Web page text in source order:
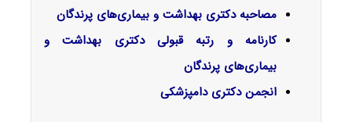
مصاحبه دکتری بهداشت و بیماری‌های پرندگان
کارنامه و رتبه قبولی دکتری بهداشت و
بیماری‌های پرندگان
انجمن دکتری دامپزشکی